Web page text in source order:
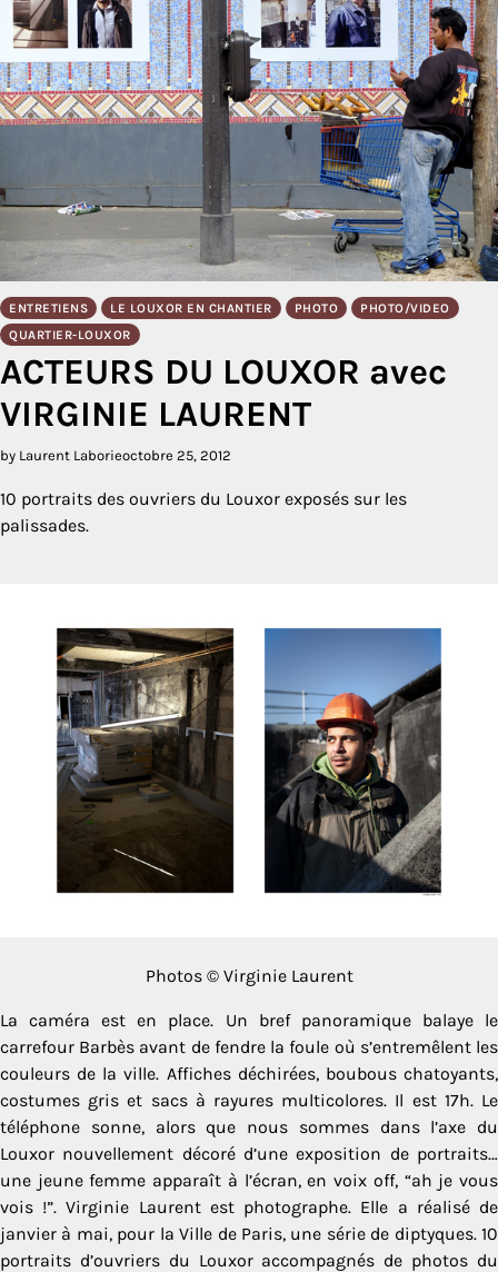
ENTRETIENS LE LOUXOR EN CHANTIER PHOTO
PHOTO/VIDEO
QUARTIER-LOUXOR
ACTEURS DU LOUXOR avec
VIRGINIE LAURENT
by Laurent Laborieoctobre 25, 2012
10 portraits des ouvriers du Louxor exposés sur les
palissades.
Photos © Virginie Laurent
La caméra est en place. Un bref panoramique balaye le
carrefour Barbès avant de fendre la foule où s’entremêlent les
couleurs de la ville. Affiches déchirées, boubous chatoyants,
costumes gris et sacs à rayures multicolores. Il est 17h. Le
téléphone sonne, alors que nous sommes dans l’axe du
Louxor nouvellement décoré d’une exposition de portraits…
une jeune femme apparaît à l’écran, en voix off, “ah je vous
vois !”. Virginie Laurent est photographe. Elle a réalisé de
janvier à mai, pour la Ville de Paris, une série de diptyques. 10
portraits d’ouvriers du Louxor accompagnés de photos du